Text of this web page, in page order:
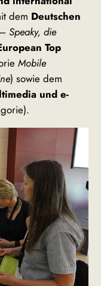
dem Deutschen
–Speaky, die
Top
Mobile
) sowie dem
und e-